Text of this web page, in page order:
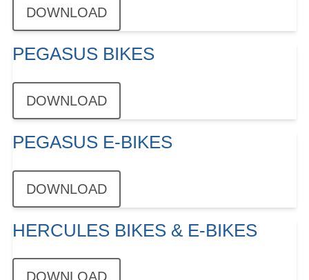
DOWNLOAD
PEGASUS BIKES
DOWNLOAD
PEGASUS E-BIKES
DOWNLOAD
HERCULES BIKES & E-BIKES
DOWNLOAD